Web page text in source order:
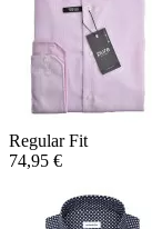
Regular Fit
74,95 €